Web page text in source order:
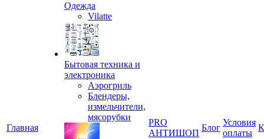
Главная
Одежда
Vilatte
Бытовая техника и
электроника
Аэрогриль
Блендеры,
измельчители,
мясорубки
PRO
АНТИШОП
Блог
Условия
оплаты